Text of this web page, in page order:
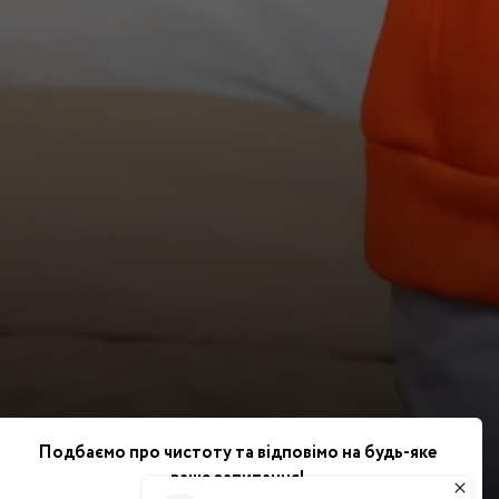
Подбаємо про чистоту та відповімо на будь-яке
ваше запитання!